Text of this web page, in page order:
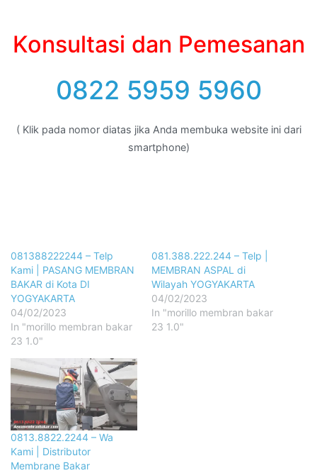
Konsultasi dan Pemesanan
0822 5959 5960
( Klik pada nomor diatas jika Anda membuka website ini dari
smartphone)
081388222244 – Telp
Kami | PASANG MEMBRAN
BAKAR di Kota DI
YOGYAKARTA
04/02/2023
In "morillo membran bakar
23 1.0"
081.388.222.244 – Telp |
MEMBRAN ASPAL di
Wilayah YOGYAKARTA
04/02/2023
In "morillo membran bakar
23 1.0"
0813.8822.2244 – Wa
Kami | Distributor
Membrane Bakar